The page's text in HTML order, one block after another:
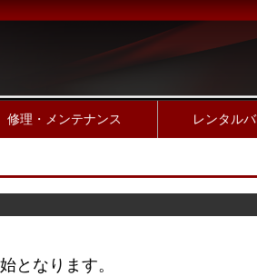
修理・メンテナンス レンタル
となります。